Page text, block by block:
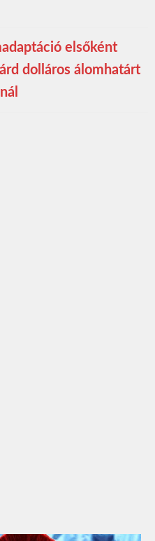
elsőként
dolláros álomhatárt